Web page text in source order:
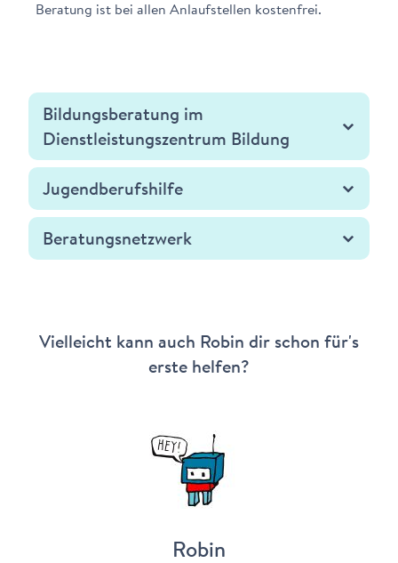
Beratung ist bei allen Anlaufstellen kostenfrei.
Bildungsberatung im
Dienstleistungszentrum Bildung
Jugendberufshilfe
Beratungsnetzwerk
Vielleicht kann auch Robin dir schon für's
erste helfen?
Robin